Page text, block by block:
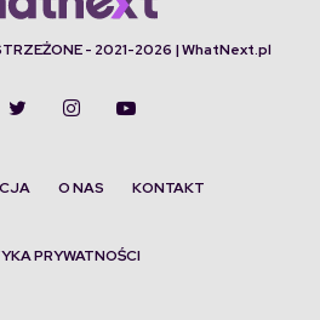
- 2021-2026 | WhatNext.pl
O NAS KONTAKT
PRYWATNOŚCI